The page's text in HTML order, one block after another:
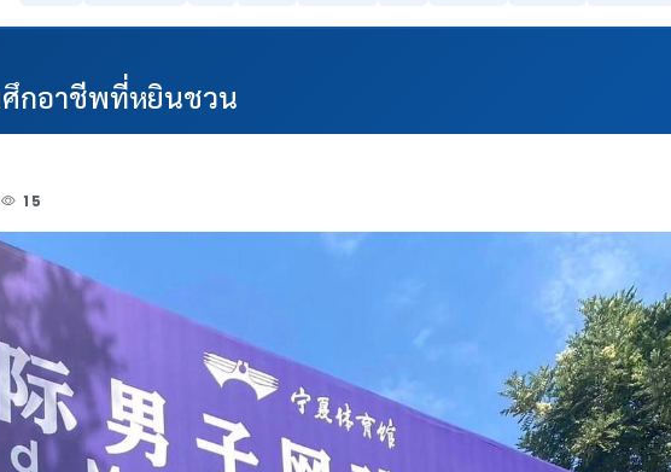
ศึกอาชีพที่หยินชวน
15